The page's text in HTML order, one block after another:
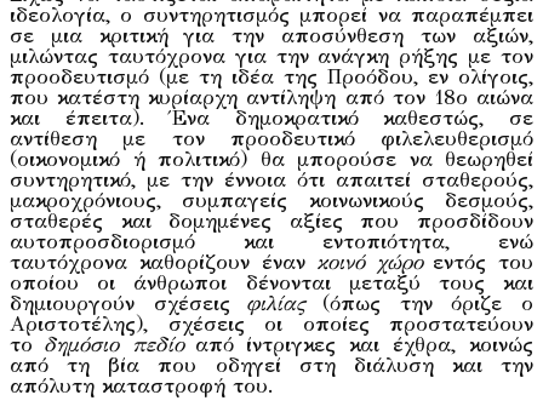
ιδεολογία, ο συντηρητισμός μπορεί να παραπέμπει
σε μια κριτική για την αποσύνθεση των αξιών,
μιλώντας ταυτόχρονα για την ανάγκη ρήξης με τον
προοδευτισμό (με τη ιδέα της Προόδου, εν ολίγοις,
που κατέστη κυρίαρχη αντίληψη από τον 18ο αιώνα
και έπειτα). Ένα δημοκρατικό καθεστώς, σε
αντίθεση με τον προοδευτικό φιλελευθερισμό
(οικονομικό ή πολιτικό) θα μπορούσε να θεωρηθεί
συντηρητικό, με την έννοια ότι απαιτεί σταθερούς,
μακροχρόνιους, συμπαγείς κοινωνικούς δεσμούς,
σταθερές και δομημένες αξίες που προσδίδουν
αυτοπροσδιορισμό και εντοπιότητα, ενώ
ταυτόχρονα καθορίζουν έναν κοινό χώρο εντός του
οποίου οι άνθρωποι δένονται μεταξύ τους και
δημιουργούν σχέσεις φιλίας (όπως την όριζε ο
Αριστοτέλης), σχέσεις οι οποίες προστατεύουν
το δημόσιο πεδίο από ίντριγκες και έχθρα, κοινώς
από τη βία που οδηγεί στη διάλυση και την
απόλυτη καταστροφή του.